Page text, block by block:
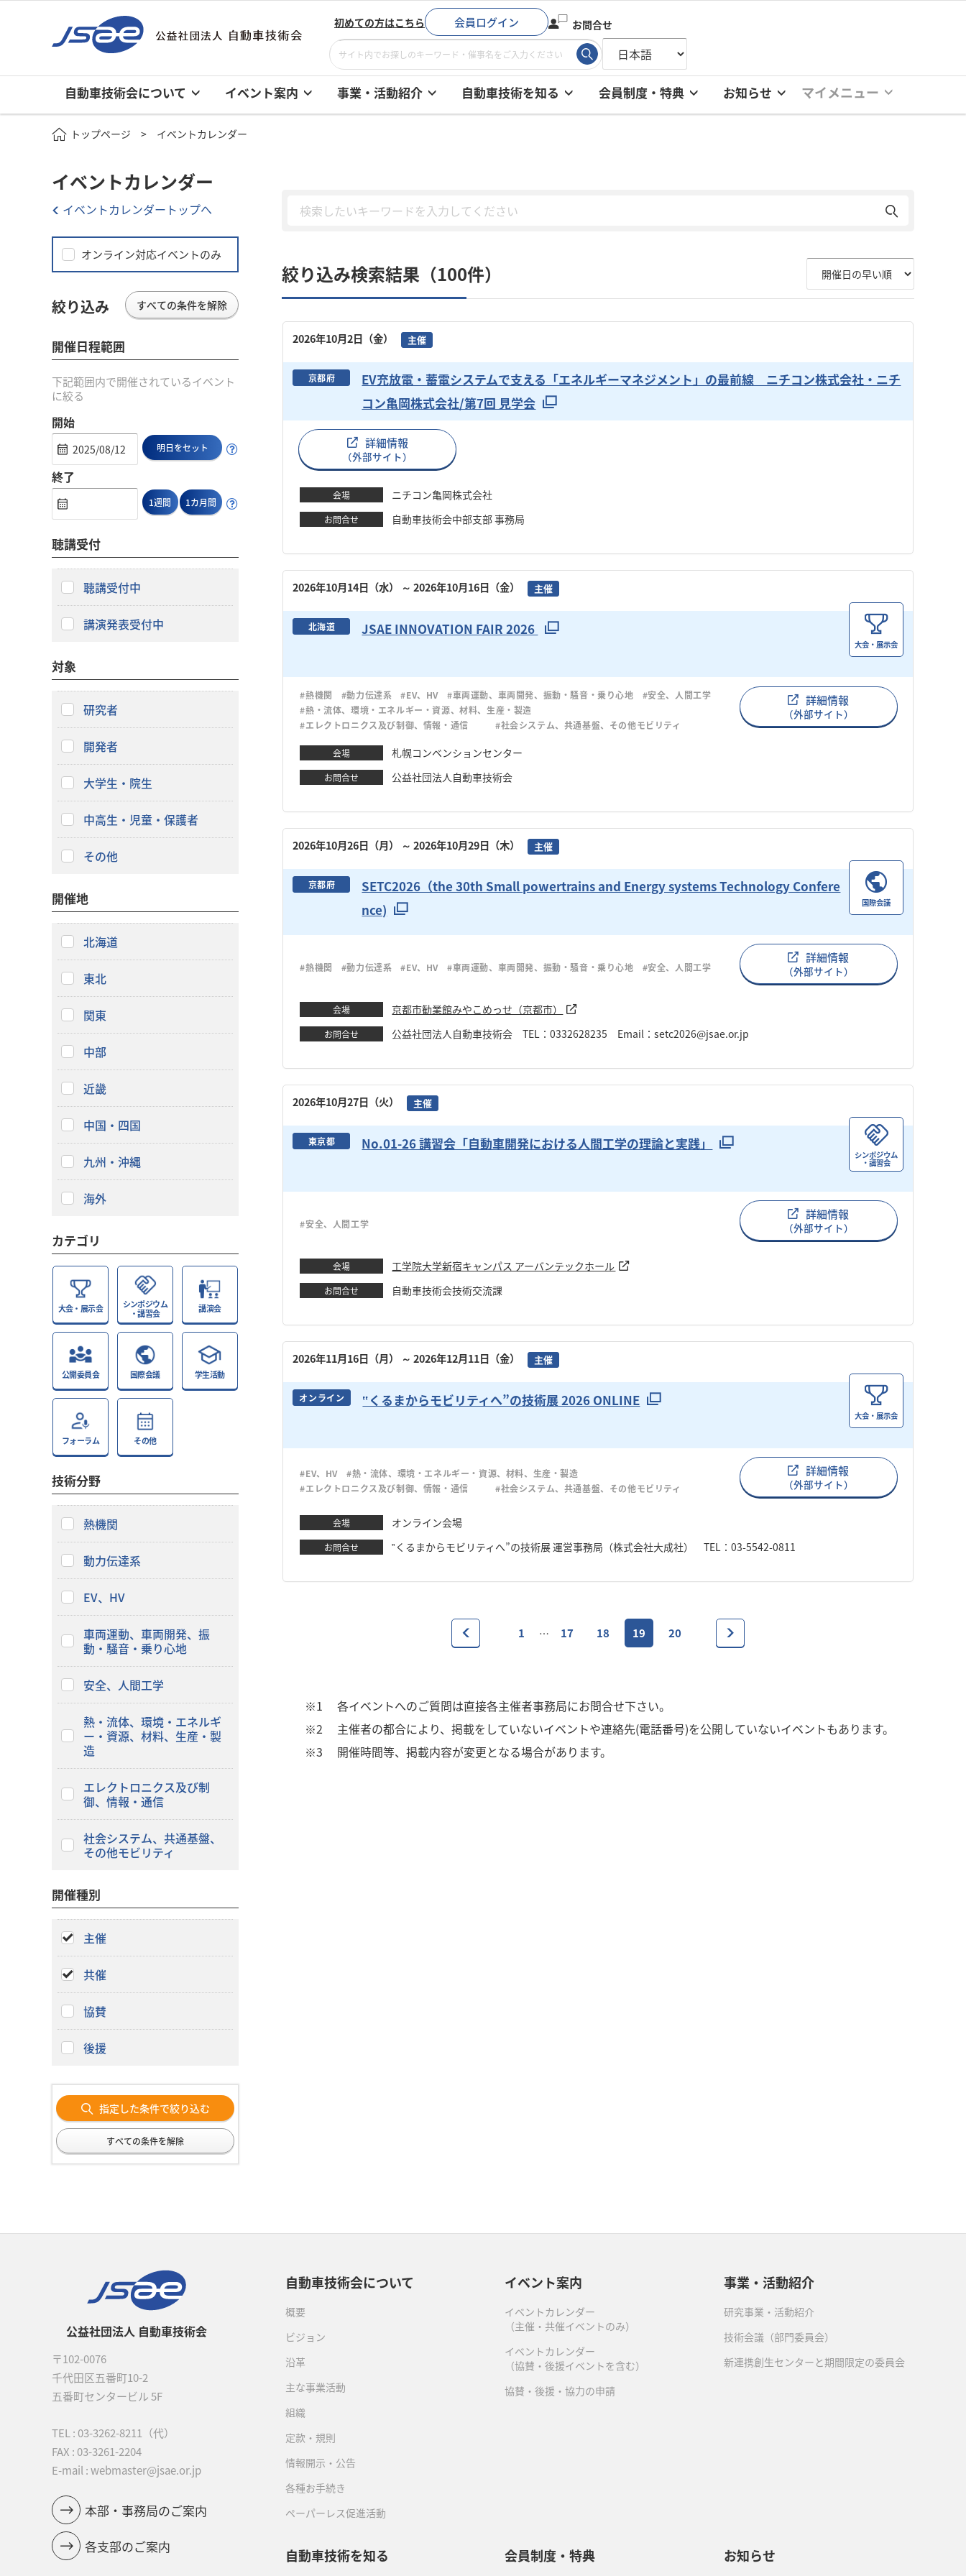
初めての方はこちら 会員ログイン お問合せ
自動車技術会について イベント案内 事業・活動紹介 自動車技術を知る 会員制度・特典 お知らせ マイメニュー
トップページ イベントカレンダー
絞り込み検索結果（100件）
2026年10月2日（金） 主催
京都府
EV充放電・蓄電システムで支える​「エネルギーマネジメント」の最前線 ニチコン株式会社・ニチ
コン亀岡株式会社/第7回 見学会
詳細情報
（外部サイト）
会場 ニチコン亀岡株式会社
お問合せ 自動車技術会中部支部 事務局
2026年10月14日（水） ～ 2026年10月16日（金） 主催
北海道 JSAE INNOVATION FAIR 2026
大会・展示会
#熱機関 #動力伝達系 #EV、HV #車両運動、車両開発、振動・騒音・乗り心地
#安全、人間工学
#熱・流体、環境・エネルギー・資源、材料、生産・製造
#エレクトロニクス及び制御、情報・通信
#社会システム、共通基盤、その他モビリティ
詳細情報
（外部サイト）
会場 札幌コンベンションセンター
お問合せ 公益社団法人自動車技術会
2026年10月26日（月） ～ 2026年10月29日（木） 主催
京都府
SETC2026（the 30th Small powertrains and Energy systems Technology Confere
nce)
国際会議
#熱機関 #動力伝達系 #EV、HV #車両運動、車両開発、振動・騒音・乗り心地 #安全、人間工学
詳細情報
（外部サイト）
会場 京都市勧業館みやこめっせ（京都市）
お問合せ 公益社団法人自動車技術会 TEL：0332628235 Email：setc2026@jsae.or.jp
2026年10月27日（火） 主催
東京都 No.01-26 講習会「自動車開発における人間工学の理論と実践」
シンポジウム
・講習会
#安全、人間工学
詳細情報
（外部サイト）
会場 工学院大学新宿キャンパス アーバンテックホール
お問合せ 自動車技術会技術交流課
2026年11月16日（月） ～ 2026年12月11日（金） 主催
オンライン ‟くるまからモビリティへ”の技術展 2026 ONLINE
大会・展示会
#EV、HV
#熱・流体、環境・エネルギー・資源、材料、生産・製造
#エレクトロニクス及び制御、情報・通信
#社会システム、共通基盤、その他モビリティ
詳細情報
（外部サイト）
会場 オンライン会場
お問合せ ‟くるまからモビリティへ”の技術展 運営事務局（株式会社大成社） TEL：03-5542-0811
1 … 17 18 19 20
※1
各イベントへのご質問は直接各主催者事務局にお問合せ下さい。
※2
主催者の都合により、掲載をしていないイベントや連絡先(電話番号)を公開していないイベントもあります。
※3
開催時間等、掲載内容が変更となる場合があります。
イベントカレンダー
イベントカレンダートップへ
オンライン対応イベントのみ
絞り込み すべての条件を解除
開催日程範囲
下記範囲内で開催されているイベント
に絞る
開始
明日をセット
終了
1週間 1カ月間
聴講受付
聴講受付中
講演発表受付中
対象
研究者
開発者
大学生・院生
中高生・児童・保護者
その他
開催地
北海道
東北
関東
中部
近畿
中国・四国
九州・沖縄
海外
カテゴリ
大会・展示会
シンポジウム
・講習会
講演会
公開委員会 国際会議 学生活動
フォーラム その他
技術分野
熱機関
動力伝達系
EV、HV
車両運動、車両開発、振
動・騒音・乗り心地
安全、人間工学
熱・流体、環境・エネルギ
ー・資源、材料、生産・製
造
エレクトロニクス及び制
御、情報・通信
社会システム、共通基盤、
その他モビリティ
開催種別
主催
共催
協賛
後援
指定した条件で絞り込む
すべての条件を解除
公益社団法人 自動車技術会
〒102-0076
千代田区五番町10-2
五番町センタービル 5F
TEL : 03-3262-8211
（代）
FAX : 03-3261-2204
E-mail : webmaster@jsae.or.jp
本部・事務局のご案内
各支部のご案内
自動車技術会について
概要
ビジョン
沿革
主な事業活動
組織
定款・規則
情報開示・公告
各種お手続き
ペーパーレス促進活動
イベント案内
イベントカレンダー
（主催・共催イベントのみ）
イベントカレンダー
（協賛・後援イベントを含む）
協賛・後援・協力の申請
事業・活動紹介
研究事業・活動紹介
技術会議（部門委員会）
新連携創生センターと期間限定の委員会
自動車技術を知る 会員制度・特典 お知らせ